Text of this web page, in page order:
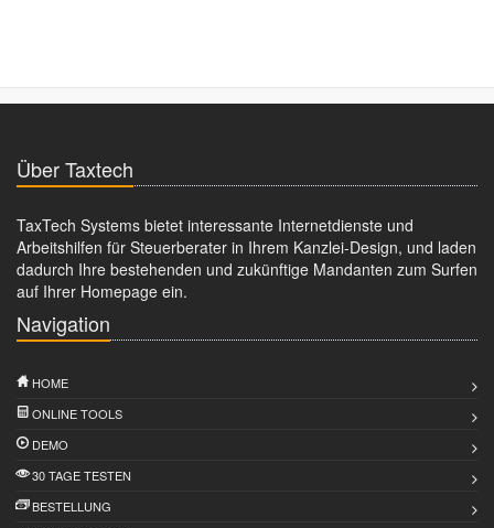
Über Taxtech
TaxTech Systems bietet interessante Internetdienste und
Arbeitshilfen für Steuerberater in Ihrem Kanzlei-Design, und laden
dadurch Ihre bestehenden und zukünftige Mandanten zum Surfen
auf Ihrer Homepage ein.
Navigation
HOME
ONLINE TOOLS
DEMO
30 TAGE TESTEN
BESTELLUNG